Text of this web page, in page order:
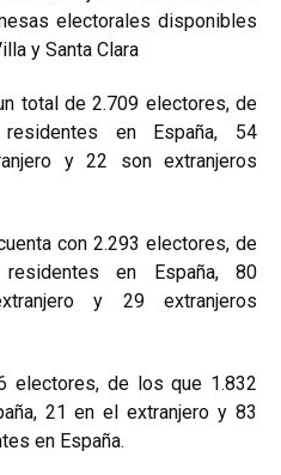
electorales disponibles
y Santa Clara
total de 2.709 electores, de
en España, 54
y 22 son extranjeros
con 2.293 electores, de
en España, 80
y 29 extranjeros
electores, de los que 1.832
21 en el extranjero y 83
en España.